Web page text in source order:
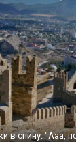
в спину: "Ааа,